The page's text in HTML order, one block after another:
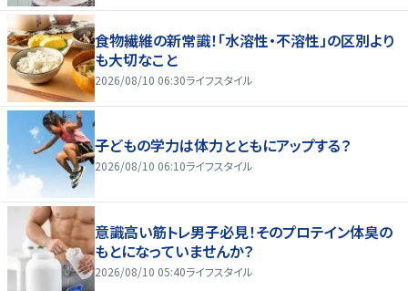
食物繊維の新常識！「水溶性・不溶性」の区別より
も大切なこと
2026/08/10 06:30ライフスタイル
子どもの学力は体力とともにアップする？
2026/08/10 06:10ライフスタイル
意識高い筋トレ男子必見！そのプロテイン体臭の
もとになっていませんか？
2026/08/10 05:40ライフスタイル